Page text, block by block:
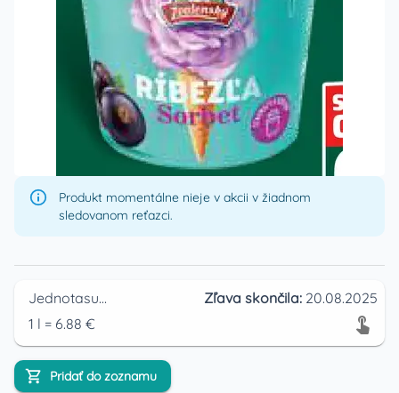
Produkt momentálne nieje v akcii v žiadnom
sledovanom reťazci.
Jednotasupermarket Zľava skončila: 20.08.2025
1 l = 6.88 €
Pridať do zoznamu